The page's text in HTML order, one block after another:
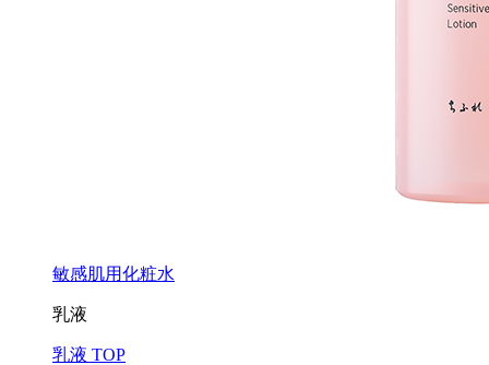
敏感肌用化粧水
乳液
乳液 TOP